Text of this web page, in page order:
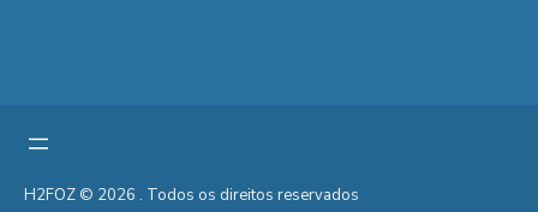
H2FOZ © 2026 . Todos os direitos reservados